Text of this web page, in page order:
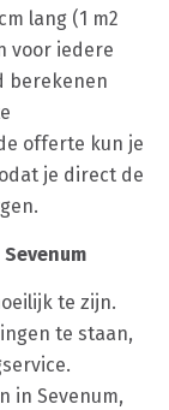
lang (1 m2
voor iedere
berekenen
offerte kun je
je direct de
te zijn.
te staan,
in Sevenum,